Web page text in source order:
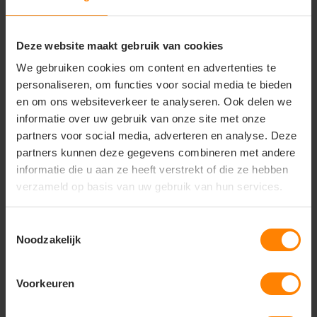
Deze website maakt gebruik van cookies
We gebruiken cookies om content en advertenties te
personaliseren, om functies voor social media te bieden
en om ons websiteverkeer te analyseren. Ook delen we
informatie over uw gebruik van onze site met onze
partners voor social media, adverteren en analyse. Deze
partners kunnen deze gegevens combineren met andere
informatie die u aan ze heeft verstrekt of die ze hebben
verzameld op basis van uw gebruik van hun services.
Noodzakelijk
Voorkeuren
Zakken: No pockets
Halslijn: Round
Type sluiting: None
Capuchondetails: Geen